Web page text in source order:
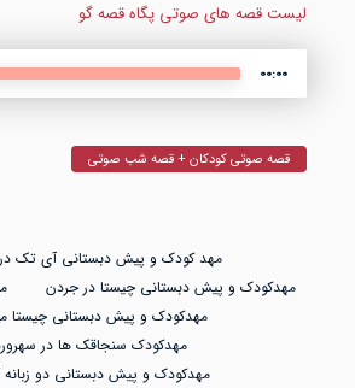
لیست قصه های صوتی پگاه قصه گو
00:00
قصه صوتی کودکان + قصه شب صوتی
مهد کودک و پیش دبستانی آی تک در
مهدکودک و پیش دبستانی چیستا در جردن
مهدکودک و پیش دبستانی چیستا
مهدکودک سنجاقک ها در
مهدکودک و پیش دبستانی دو زبانه